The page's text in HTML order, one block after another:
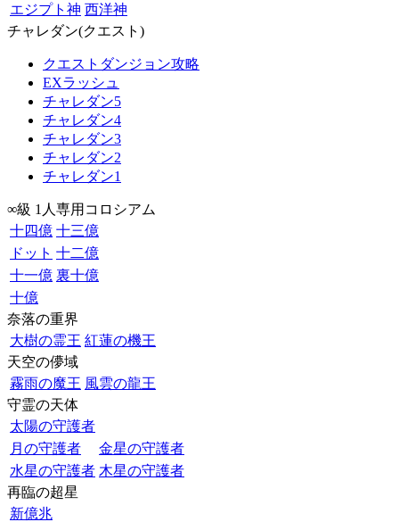
エジプト神 西洋神
チャレダン(クエスト)
クエストダンジョン攻略
EXラッシュ
チャレダン5
チャレダン4
チャレダン3
チャレダン2
チャレダン1
∞級 1人専用コロシアム
十四億 十三億
ドット 十二億
十一億 裏十億
十億
奈落の重界
大樹の霊王 紅蓮の機王
天空の儚域
霧雨の魔王 風雲の龍王
守霊の天体
太陽の守護者
月の守護者
金星の守護者
水星の守護者 木星の守護者
再臨の超星
新億兆